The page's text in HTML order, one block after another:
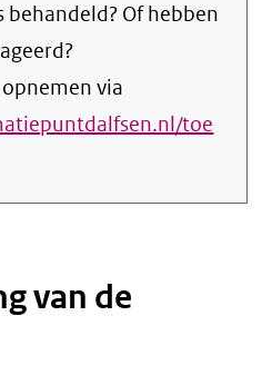
Of hebben
via
toe
van de